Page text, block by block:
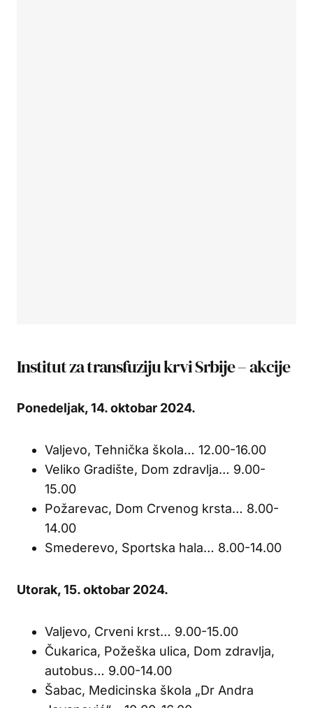
Institut za transfuziju krvi Srbije – akcije
Ponedeljak, 14. oktobar 2024.
Valjevo, Tehnička škola… 12.00-16.00
Veliko Gradište, Dom zdravlja… 9.00-
15.00
Požarevac, Dom Crvenog krsta… 8.00-
14.00
Smederevo, Sportska hala… 8.00-14.00
Utorak, 15. oktobar 2024.
Valjevo, Crveni krst… 9.00-15.00
Čukarica, Požeška ulica, Dom zdravlja,
autobus… 9.00-14.00
Šabac, Medicinska škola „Dr Andra